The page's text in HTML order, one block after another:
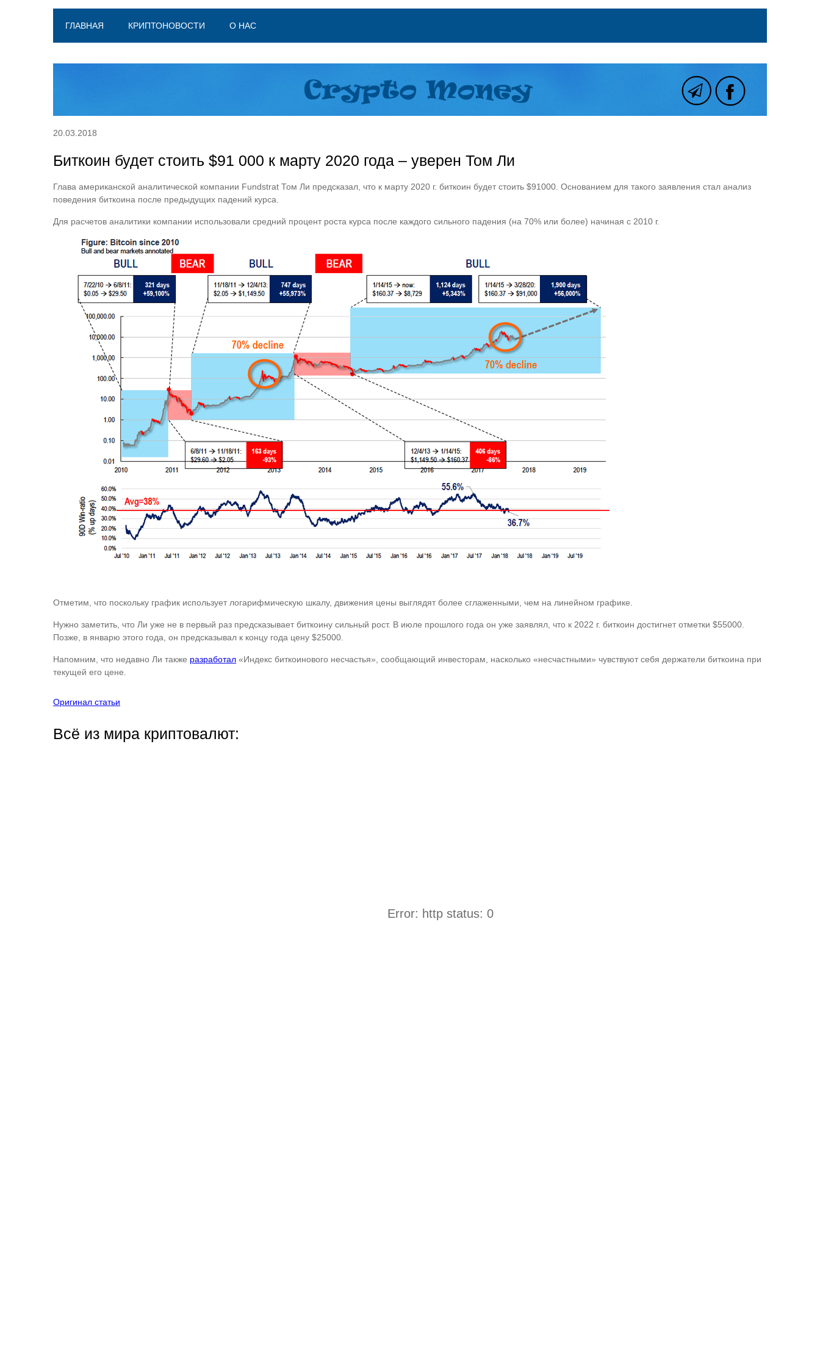
ГЛАВНАЯ КРИПТОНОВОСТИ О НАС
20.03.2018
Биткоин будет стоить $91 000 к марту 2020 года – уверен Том Ли
Глава американской аналитической компании Fundstrat Том Ли предсказал, что к марту 2020 г. биткоин будет стоить $91000. Основанием для такого заявления стал анализ
поведения биткоина после предыдущих падений курса.
Для расчетов аналитики компании использовали средний процент роста курса после каждого сильного падения (на 70% или более) начиная с 2010 г.
Отметим, что поскольку график использует логарифмическую шкалу, движения цены выглядят более сглаженными, чем на линейном графике.
Нужно заметить, что Ли уже не в первый раз предсказывает биткоину сильный рост. В июле прошлого года он уже заявлял, что к 2022 г. биткоин достигнет отметки $55000.
Позже, в январю этого года, он предсказывал к концу года цену $25000.
Напомним, что недавно Ли также разработал «Индекс биткоинового несчастья», сообщающий инвесторам, насколько «несчастными» чувствуют себя держатели биткоина при
текущей его цене.
Оригинал статьи
Всё из мира криптовалют:
Error: http status: 0